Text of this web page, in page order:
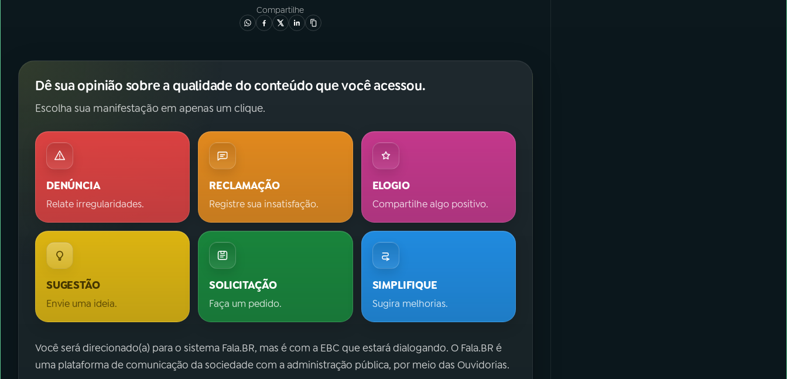
Compartilhe
Dê sua opinião sobre a qualidade do conteúdo que você acessou.
Escolha sua manifestação em apenas um clique.
DENÚNCIA
Relate irregularidades.
RECLAMAÇÃO
Registre sua insatisfação.
ELOGIO
Compartilhe algo positivo.
SUGESTÃO
Envie uma ideia.
SOLICITAÇÃO
Faça um pedido.
SIMPLIFIQUE
Sugira melhorias.
Você será direcionado(a) para o sistema Fala.BR, mas é com a EBC que estará dialogando. O Fala.BR é
uma plataforma de comunicação da sociedade com a administração pública, por meio das Ouvidorias.